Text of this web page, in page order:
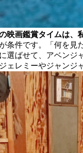
映画鑑賞タイムは、
条件です。「何を見
選ばせて、アベンジ
ェレミーやジャンジ